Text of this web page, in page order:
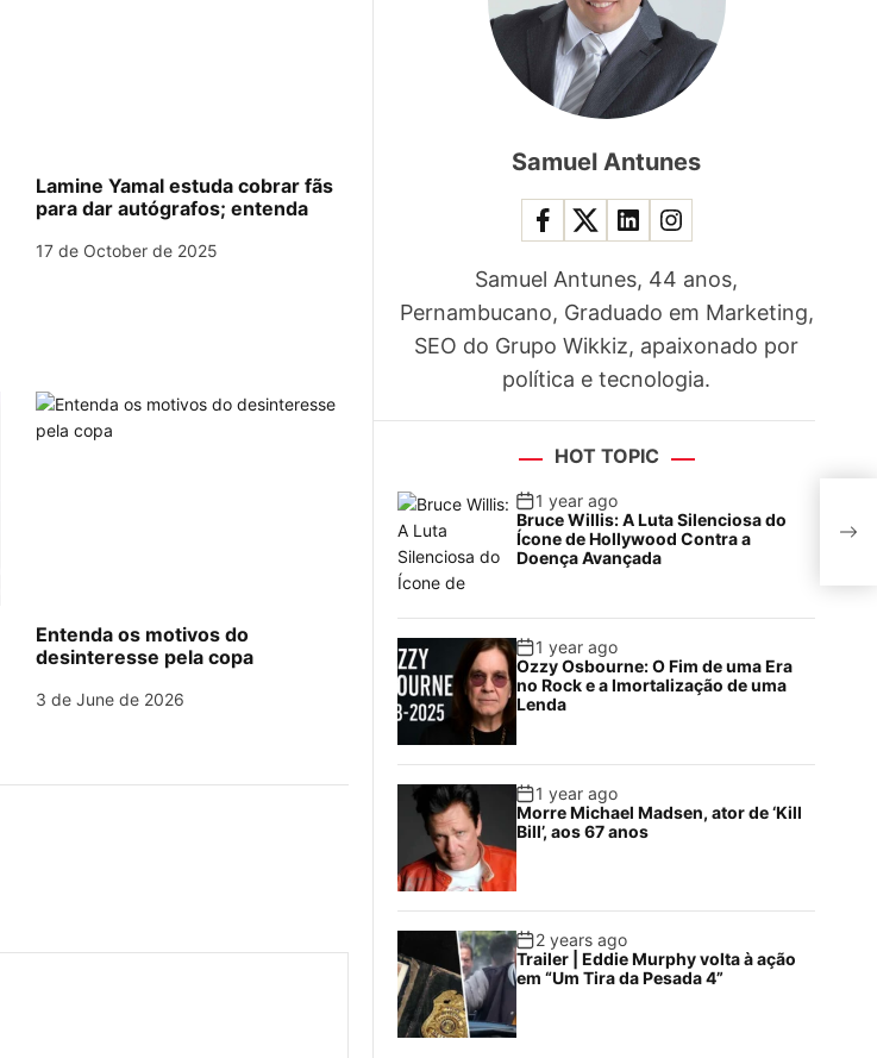
Lamine Yamal estuda cobrar fãs
para dar autógrafos; entenda
17 de October de 2025
Entenda os motivos do
desinteresse pela copa
3 de June de 2026
Samuel Antunes
Samuel Antunes, 44 anos,
Pernambucano, Graduado em Marketing,
SEO do Grupo Wikkiz, apaixonado por
política e tecnologia.
HOT TOPIC
1 year ago
Bruce Willis: A Luta Silenciosa do
Ícone de Hollywood Contra a
Doença Avançada
1 year ago
Ozzy Osbourne: O Fim de uma Era
no Rock e a Imortalização de uma
Lenda
1 year ago
Morre Michael Madsen, ator de ‘Kill
Bill’, aos 67 anos
2 years ago
Trailer | Eddie Murphy volta à ação
em “Um Tira da Pesada 4”